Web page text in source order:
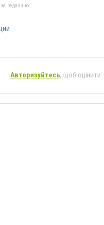
редакцію
Авторизуйтесь, щоб оцінити